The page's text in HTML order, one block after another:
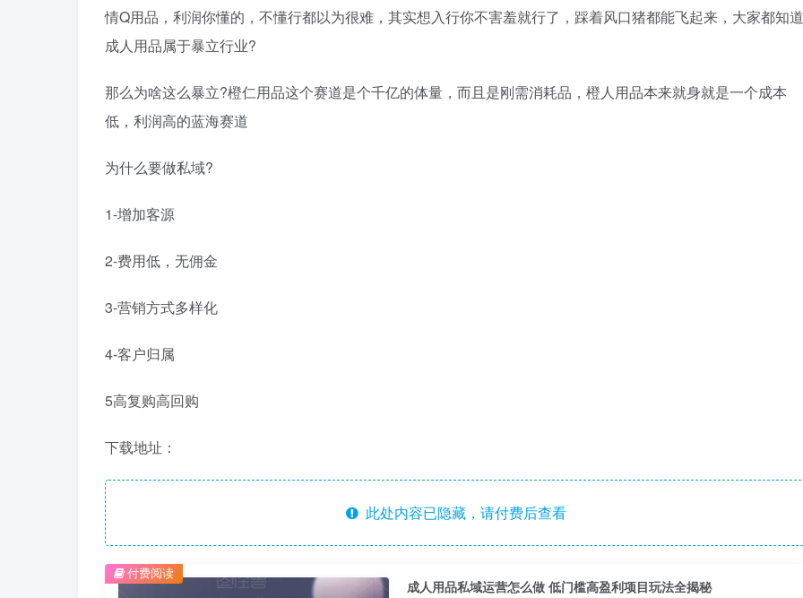
情Q用品，利润你懂的，不懂行都以为很难，其实想入行你不害羞就行了，踩着风口猪都能飞起来，大家都知道
成人用品属于暴立行业?
那么为啥这么暴立?橙仁用品这个赛道是个千亿的体量，而且是刚需消耗品，橙人用品本来就身就是一个成本
低，利润高的蓝海赛道
为什么要做私域?
1-增加客源
2-费用低，无佣金
3-营销方式多样化
4-客户归属
5高复购高回购
下载地址：
此处内容已隐藏，请付费后查看
成人用品私域运营怎么做 低门槛高盈利项目玩法全揭秘
付费阅读